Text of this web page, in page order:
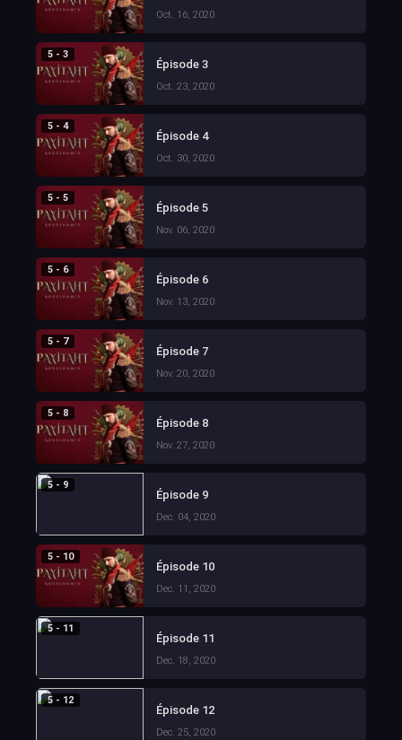
Oct. 16, 2020
5 - 3
Épisode 3
Oct. 23, 2020
5 - 4
Épisode 4
Oct. 30, 2020
5 - 5
Épisode 5
Nov. 06, 2020
5 - 6
Épisode 6
Nov. 13, 2020
5 - 7
Épisode 7
Nov. 20, 2020
5 - 8
Épisode 8
Nov. 27, 2020
5 - 9
Épisode 9
Dec. 04, 2020
5 - 10
Épisode 10
Dec. 11, 2020
5 - 11
Épisode 11
Dec. 18, 2020
5 - 12
Épisode 12
Dec. 25, 2020